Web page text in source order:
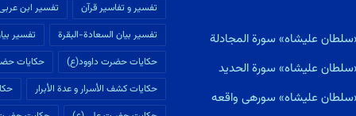
علیشاه» سورة المجادلة
علیشاه» سورة الحديد
علیشاه» سورهى واقعه
تفسير و تفاسير قرآن
تفسیر ابن
تفسیر بیان السعادة-البقرة
تفسیر
حکایات حضرت داوود(ع)
حکایات
حکایات كشف الأسرار و عدة الأبرار